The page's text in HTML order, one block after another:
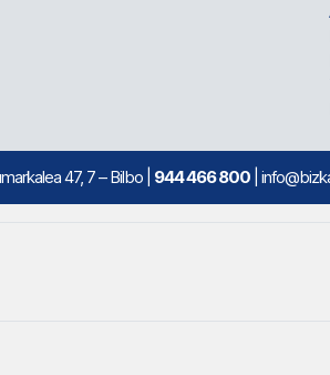
47, 7 – Bilbo | 944 466 800 |